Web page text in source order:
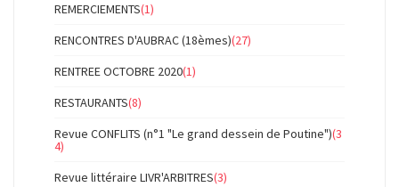
REMERCIEMENTS(1)
RENCONTRES D'AUBRAC (18èmes)(27)
RENTREE OCTOBRE 2020(1)
RESTAURANTS(8)
Revue CONFLITS (n°1 "Le grand dessein de Poutine")(3
4)
Revue littéraire LIVR'ARBITRES(3)